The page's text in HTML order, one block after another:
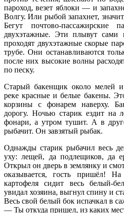
пароход, везет яблоки — и
Волгу. Или рыбой запахнет,
Бегут почтово-пассажирские
двухэтажные. Эти плывут сами
проходят двухэтажные скорые
трубе. Они останавливаются
после них высокие волны
по песку.
Старый бакенщик около мелей и
реке красные и белые бакены.
корзины с фонарем наверху.
дорогу. Ночью старик ездит на
фонари, а утром тушит. А в
рыбачит. Он завзятый рыбак.
Однажды старик рыбачил весь
уху: лещей, да подлещиков, да
Открыл он дверь в землянку и
оказывается, гость пришёл!
картофеля сидит весь белый-
увидал хозяина, выгнул спину и
Весь свой белый бок испачкал в
— Ты откуда пришел, из каких